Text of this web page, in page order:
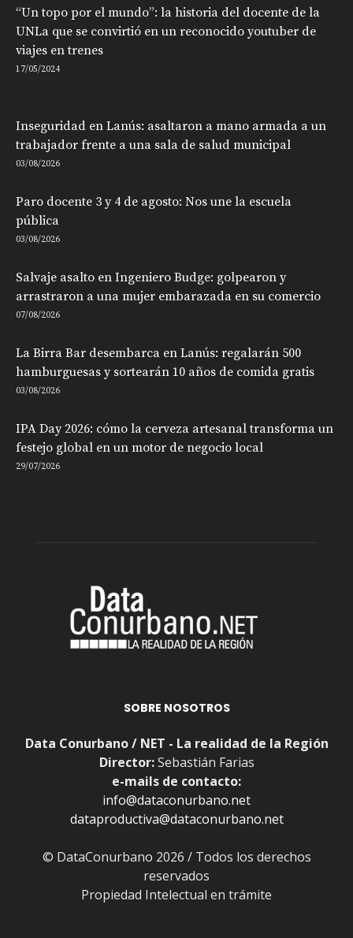
“Un topo por el mundo”: la historia del docente de la
UNLa que se convirtió en un reconocido youtuber de
viajes en trenes
17/05/2024
Inseguridad en Lanús: asaltaron a mano armada a un
trabajador frente a una sala de salud municipal
03/08/2026
Paro docente 3 y 4 de agosto: Nos une la escuela
pública
03/08/2026
Salvaje asalto en Ingeniero Budge: golpearon y
arrastraron a una mujer embarazada en su comercio
07/08/2026
La Birra Bar desembarca en Lanús: regalarán 500
hamburguesas y sortearán 10 años de comida gratis
03/08/2026
IPA Day 2026: cómo la cerveza artesanal transforma un
festejo global en un motor de negocio local
29/07/2026
SOBRE NOSOTROS
Data Conurbano / NET - La realidad de la Región
Director:Sebastián Farias
e-mails de contacto:
info@dataconurbano.net
dataproductiva@dataconurbano.net
© DataConurbano 2026 / Todos los derechos
reservados
Propiedad Intelectual en trámite